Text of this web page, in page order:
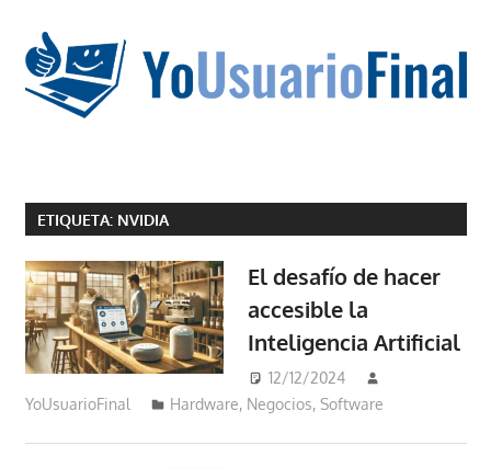
contenido
no
que
estar
en
chino
ETIQUETA: NVIDIA
El desafío de hacer
accesible la
Inteligencia Artificial
12/12/2024
YoUsuarioFinal
Hardware, Negocios,Software